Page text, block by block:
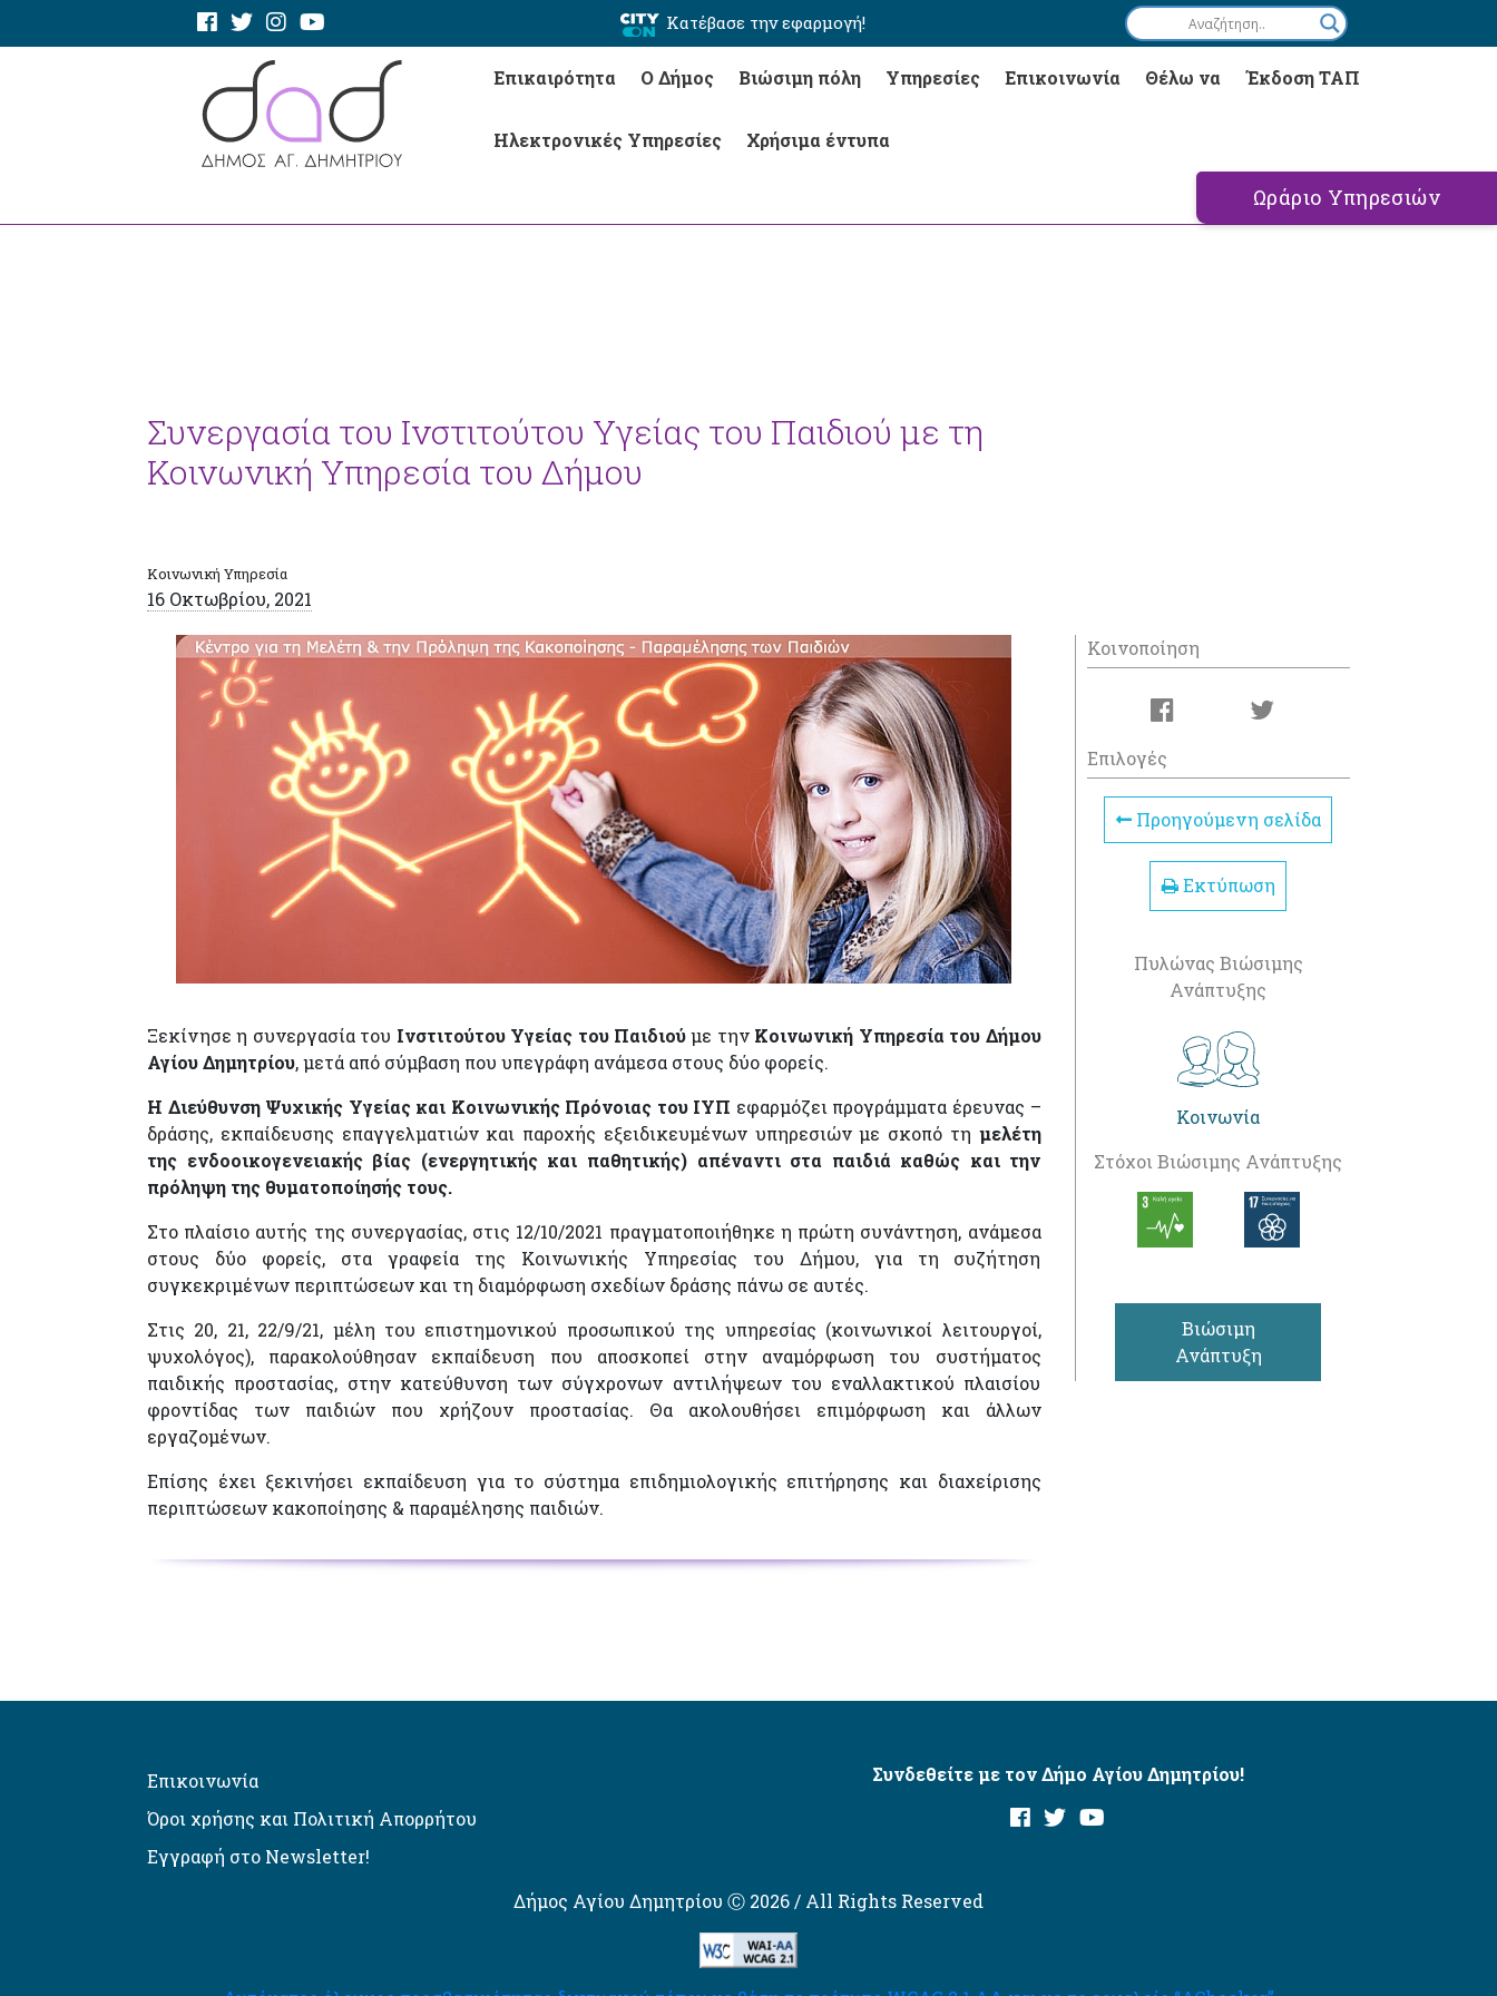
Κατέβασε την εφαρμογή!
Επικαιρότητα Ο Δήμος Βιώσιμη πόλη Υπηρεσίες Επικοινωνία Θέλω να Έκδοση ΤΑΠ
Ηλεκτρονικές Υπηρεσίες Χρήσιμα έντυπα
Ωράριο Υπηρεσιών
Συνεργασία του Ινστιτούτου Υγείας του Παιδιού με τη
Κοινωνική Υπηρεσία του Δήμου
Κοινωνική Υπηρεσία
16 Οκτωβρίου, 2021
Ξεκίνησε η συνεργασία του Ινστιτούτου Υγείας του Παιδιούμε την Κοινωνική Υπηρεσία του Δήμου
Αγίου Δημητρίου, μετά από σύμβαση που υπεγράφη ανάμεσα στους δύο φορείς.
H Διεύθυνση Ψυχικής Υγείας και Κοινωνικής Πρόνοιας του ΙΥΠ εφαρμόζει προγράμματα έρευνας –
δράσης, εκπαίδευσης επαγγελματιών και παροχής εξειδικευμένων υπηρεσιών με σκοπό τη μελέτη
της ενδοοικογενειακής βίας (ενεργητικής και παθητικής) απέναντι στα παιδιά καθώς και την
πρόληψη της θυματοποίησής τους.
Στο πλαίσιο αυτής της συνεργασίας, στις 12/10/2021 πραγματοποιήθηκε η πρώτη συνάντηση, ανάμεσα
στους δύο φορείς, στα γραφεία της Κοινωνικής Υπηρεσίας του Δήμου, για τη συζήτηση
συγκεκριμένων περιπτώσεων και τη διαμόρφωση σχεδίων δράσης πάνω σε αυτές.
Στις 20, 21, 22/9/21, μέλη του επιστημονικού προσωπικού της υπηρεσίας (κοινωνικοί λειτουργοί,
ψυχολόγος), παρακολούθησαν εκπαίδευση που αποσκοπεί στην αναμόρφωση του συστήματος
παιδικής προστασίας, στην κατεύθυνση των σύγχρονων αντιλήψεων του εναλλακτικού πλαισίου
φροντίδας των παιδιών που χρήζουν προστασίας. Θα ακολουθήσει επιμόρφωση και άλλων
εργαζομένων.
Επίσης έχει ξεκινήσει εκπαίδευση για το σύστημα επιδημιολογικής επιτήρησης και διαχείρισης
περιπτώσεων κακοποίησης & παραμέλησης παιδιών.
Κοινοποίηση
Επιλογές
Προηγούμενη σελίδα
Εκτύπωση
Πυλώνας Βιώσιμης
Ανάπτυξης
Κοινωνία
Στόχοι Βιώσιμης Ανάπτυξης
Βιώσιμη
Ανάπτυξη
Επικοινωνία
Όροι χρήσης και Πολιτική Απορρήτου
Εγγραφή στο Newsletter!
Συνδεθείτε με τον Δήμο Αγίου Δημητρίου!
Δήμος Αγίου Δημητρίου Ⓒ 2026 / All Rights Reserved